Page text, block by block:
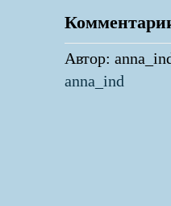
Автор:
anna_ind